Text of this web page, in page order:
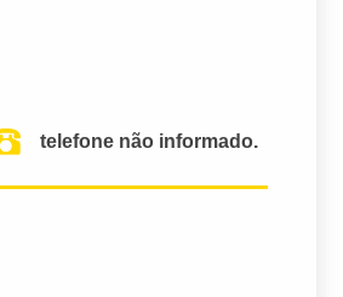
telefone não informado.